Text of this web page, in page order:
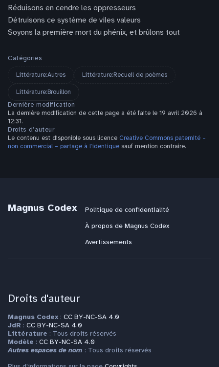
Réduisons en cendre les oppresseurs
Détruisons ce système de viles valeurs
Soyons la première mort du phénix, et brûlons tout
Catégories
Littérature:Autres Littérature:Recueil de poèmes
Littérature:Brouillon
Dernière modification
La dernière modification de cette page a été faite le 19 avril 2026 à
12:31.
Droits d’auteur
Le contenu est disponible sous licence Creative Commons paternité –
non commercial – partage à l’identique sauf mention contraire.
Magnus Codex
Politique de confidentialité
À propos de Magnus Codex
Avertissements
Droits d'auteur
Magnus Codex : CC BY-NC-SA 4.0
JdR : CC BY-NC-SA 4.0
Littérature : Tous droits réservés
Modèle : CC BY-NC-SA 4.0
Autres espaces de nom : Tous droits réservés